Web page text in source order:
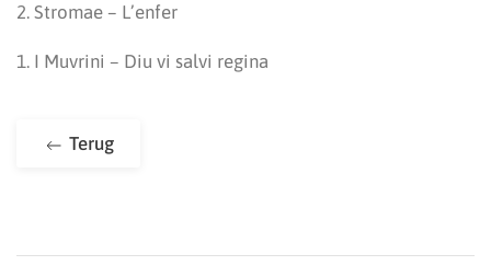
2. Stromae – L’enfer
1. I Muvrini – Diu vi salvi regina
Terug